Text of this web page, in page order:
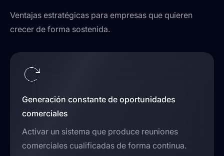
Ventajas estratégicas para empresas que quieren
crecer de forma sostenida.
Generación constante de oportunidades
comerciales
Activar un sistema que produce reuniones
comerciales cualificadas de forma continua.